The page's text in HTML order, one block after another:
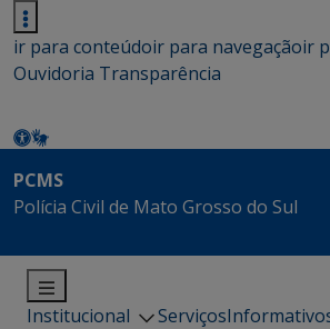
ir para conteúdoir para navegaçãoir
Ouvidoria Transparência
PCMS
Polícia Civil de Mato Grosso do Sul
Institucional Serviços